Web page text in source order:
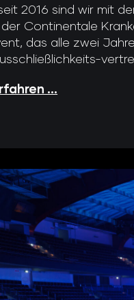
2016 sind wir mit
der Continentale
das alle zwei
...